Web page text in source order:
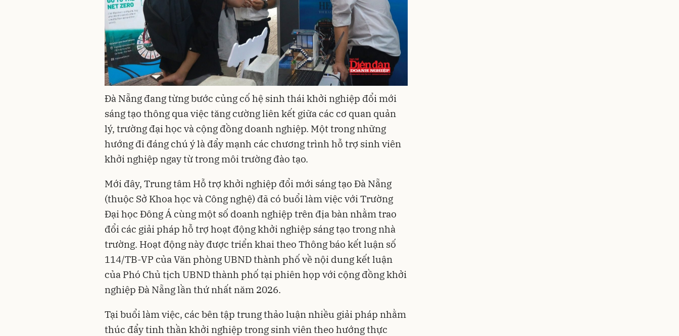
Đà Nẵng đang từng bước củng cố hệ sinh thái khởi nghiệp đổi mới
sáng tạo thông qua việc tăng cường liên kết giữa các cơ quan quản
lý, trường đại học và cộng đồng doanh nghiệp. Một trong những
hướng đi đáng chú ý là đẩy mạnh các chương trình hỗ trợ sinh viên
khởi nghiệp ngay từ trong môi trường đào tạo.
Mới đây, Trung tâm Hỗ trợ khởi nghiệp đổi mới sáng tạo Đà Nẵng
(thuộc Sở Khoa học và Công nghệ) đã có buổi làm việc với Trường
Đại học Đông Á cùng một số doanh nghiệp trên địa bàn nhằm trao
đổi các giải pháp hỗ trợ hoạt động khởi nghiệp sáng tạo trong nhà
trường. Hoạt động này được triển khai theo Thông báo kết luận số
114/TB-VP của Văn phòng UBND thành phố về nội dung kết luận
của Phó Chủ tịch UBND thành phố tại phiên họp với cộng đồng khởi
nghiệp Đà Nẵng lần thứ nhất năm 2026.
Tại buổi làm việc, các bên tập trung thảo luận nhiều giải pháp nhằm
thúc đẩy tinh thần khởi nghiệp trong sinh viên theo hướng thực